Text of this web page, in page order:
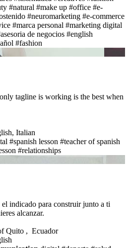
#natural #make up #office #e-
#neuromarketing #e-commerce
#marca personal #marketing digital
de negocios #english
#fashion
tagline is working is the best when
Italian
#spanish lesson #teacher of spanish
#relationships
el indicado para construir junto a ti
alcanzar.
Quito , Ecuador